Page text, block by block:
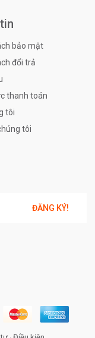
bảo mật
đổi trả
thanh toán
tôi
tôi
ĐĂNG KÝ!